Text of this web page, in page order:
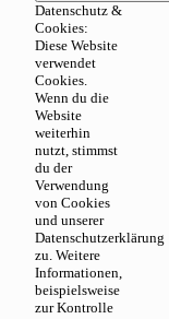
Datenschutz &
Cookies:
Diese Website
verwendet
Cookies.
Wenn du die
Website
weiterhin
nutzt, stimmst
du der
Verwendung
von Cookies
und unserer
Datenschutzerklärung
zu. Weitere
Informationen,
beispielsweise
zur Kontrolle